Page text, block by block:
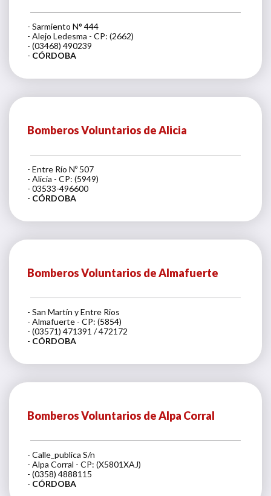
- Sarmiento N° 444
- Alejo Ledesma - CP: (2662)
- (03468) 490239
- CÓRDOBA
Bomberos Voluntarios de Alicia
- Entre Río Nº 507
- Alicia - CP: (5949)
- 03533-496600
- CÓRDOBA
Bomberos Voluntarios de Almafuerte
- San Martín y Entre Rios
- Almafuerte - CP: (5854)
- (03571) 471391 / 472172
- CÓRDOBA
Bomberos Voluntarios de Alpa Corral
- Calle_publica S/n
- Alpa Corral - CP: (X5801XAJ)
- (0358) 4888115
- CÓRDOBA